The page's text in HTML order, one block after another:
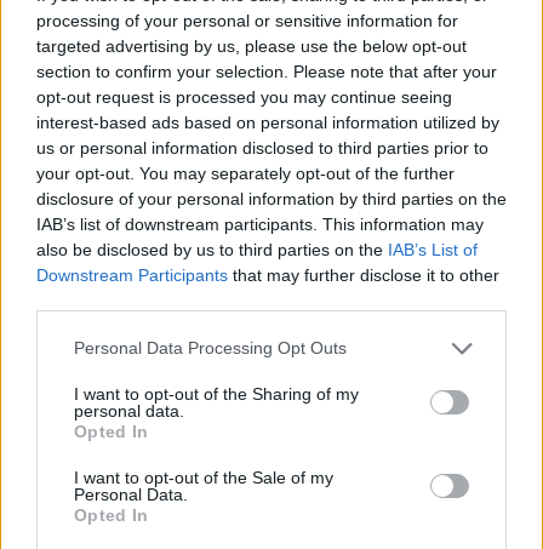
processing of your personal or sensitive information for
targeted advertising by us, please use the below opt-out
section to confirm your selection. Please note that after your
opt-out request is processed you may continue seeing
interest-based ads based on personal information utilized by
us or personal information disclosed to third parties prior to
your opt-out. You may separately opt-out of the further
disclosure of your personal information by third parties on the
IAB’s list of downstream participants. This information may
also be disclosed by us to third parties on the IAB’s List of
Downstream Participants that may further disclose it to other
Please note that this website/app uses one or more Google
not limited to your visit or usage behaviour. You may click to
grant or deny consent to Google and its third-party tags to
use your data for below specified purposes in below Google
consent section.
Personal Data Processing Opt Outs
I want to opt-out of the Sharing of my
personal data.
Opted In
I want to opt-out of the Sale of my
Personal Data.
Opted In
alkotásokat.
A fesztivál díszvendége Hanna Schygulla
német színésznő, akinek tíz filmjét is levetítik
majd, november 7-én pedig életműdíjat vehet
át az Olympion Színházban megrendezett
gálaesten.
A világhírű görög filmrendező, Theodorosz
Angelopulosz nevét is viselő Arany
Alexander-díj mellett a filmek az Ezüst- és
Bronz-Alexanderért versengenek, de az
osztrák rendező és forgatókönyvíró, Götz
díjazza a legjobb rendezőt, forgatókönyvírót,
színészt és színésznőt is.